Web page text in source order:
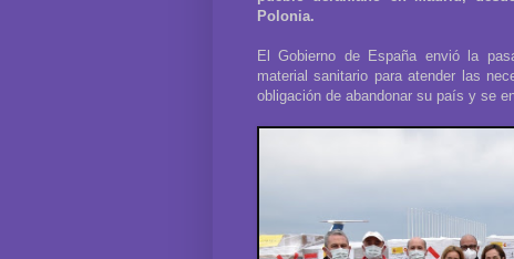
Polonia.
El Gobierno de España envió la
material sanitario para atender las
obligación de abandonar su país y se